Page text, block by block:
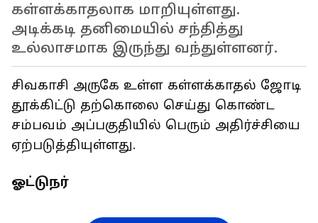
கள்ளக்காதலாக மாறியுள்ளது.
அடிக்கடி தனிமையில் சந்தித்து
உல்லாசமாக இருந்து வந்துள்ளனர்.
சிவகாசி அருகே உள்ள கள்ளக்காதல் ஜோடி
தூக்கிட்டு தற்கொலை செய்து கொண்ட
சம்பவம் அப்பகுதியில் பெரும் அதிர்ச்சியை
ஏற்படுத்தியுள்ளது.
ஓட்டுநர்